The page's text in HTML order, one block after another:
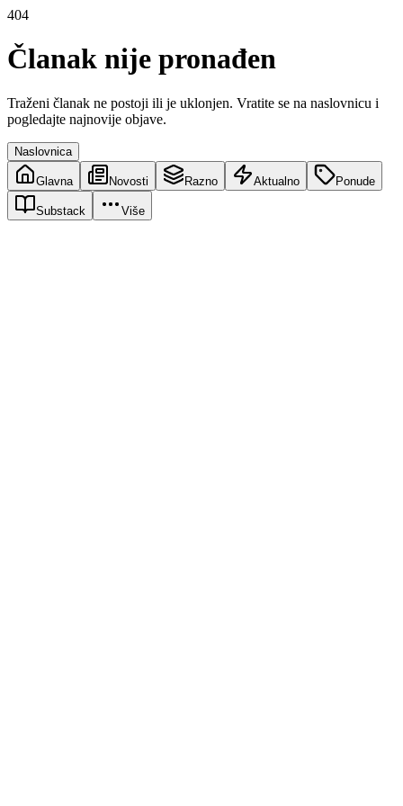
404
Članak nije pronađen
Traženi članak ne postoji ili je uklonjen. Vratite se na naslovnicu i
pogledajte najnovije objave.
Naslovnica
Glavna Novosti Razno Aktualno Ponude
Substack Više